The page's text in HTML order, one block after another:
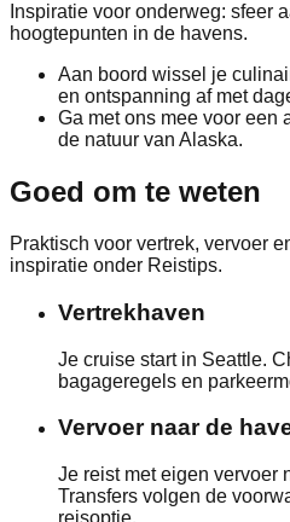
Inspiratie voor onderweg: sfeer
hoogtepunten in de havens.
Aan boord wissel je
en ontspanning af met
Ga met ons mee voor een
de natuur van Alaska.
Goed om te weten
Praktisch voor vertrek, vervoer
inspiratie onder Reistips.
Vertrekhaven
Je cruise start in Seattle.
bagageregels en
Vervoer naar de
Je reist met eigen vervoer
Transfers volgen de
reisoptie.